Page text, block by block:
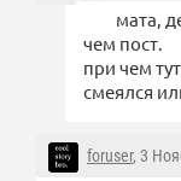
мата,
чем пост.
при чем
смеялся
foruser, 3